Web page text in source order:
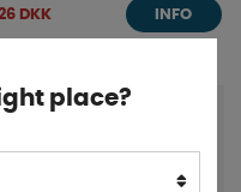
DKK INFO
place?